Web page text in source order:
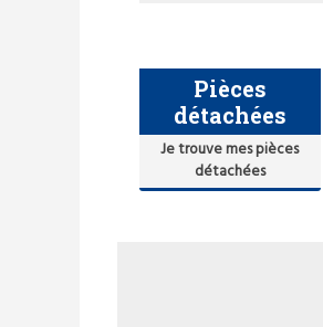
Pièces
détachées
Je trouve mes pièces
détachées